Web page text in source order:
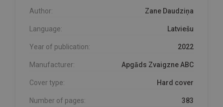
Author: Zane Daudziņa
Language: Latviešu
Year of publication: 2022
Manufacturer: Apgāds Zvaigzne ABC
Cover type: Hard cover
Number of pages: 383